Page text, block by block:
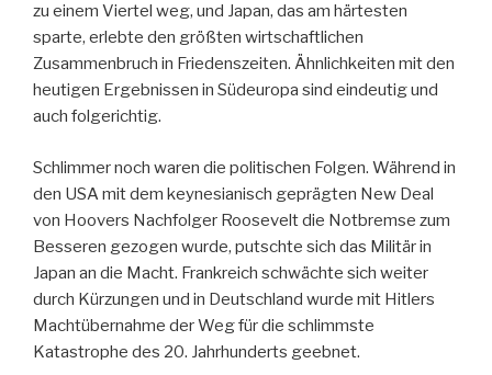
zu einem Viertel weg, und Japan, das am härtesten
sparte, erlebte den größten wirtschaftlichen
Zusammenbruch in Friedenszeiten. Ähnlichkeiten mit den
heutigen Ergebnissen in Südeuropa sind eindeutig und
auch folgerichtig.
Schlimmer noch waren die politischen Folgen. Während in
den USA mit dem keynesianisch geprägten New Deal
von Hoovers Nachfolger Roosevelt die Notbremse zum
Besseren gezogen wurde, putschte sich das Militär in
Japan an die Macht. Frankreich schwächte sich weiter
durch Kürzungen und in Deutschland wurde mit Hitlers
Machtübernahme der Weg für die schlimmste
Katastrophe des 20. Jahrhunderts geebnet.